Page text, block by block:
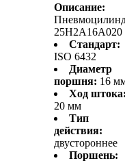
Описание:
25H2A16A020
Стандарт:
ISO 6432
Диаметр
поршня: 16
Ход
20 мм
Тип
действия:
двустороннее
Поршень: